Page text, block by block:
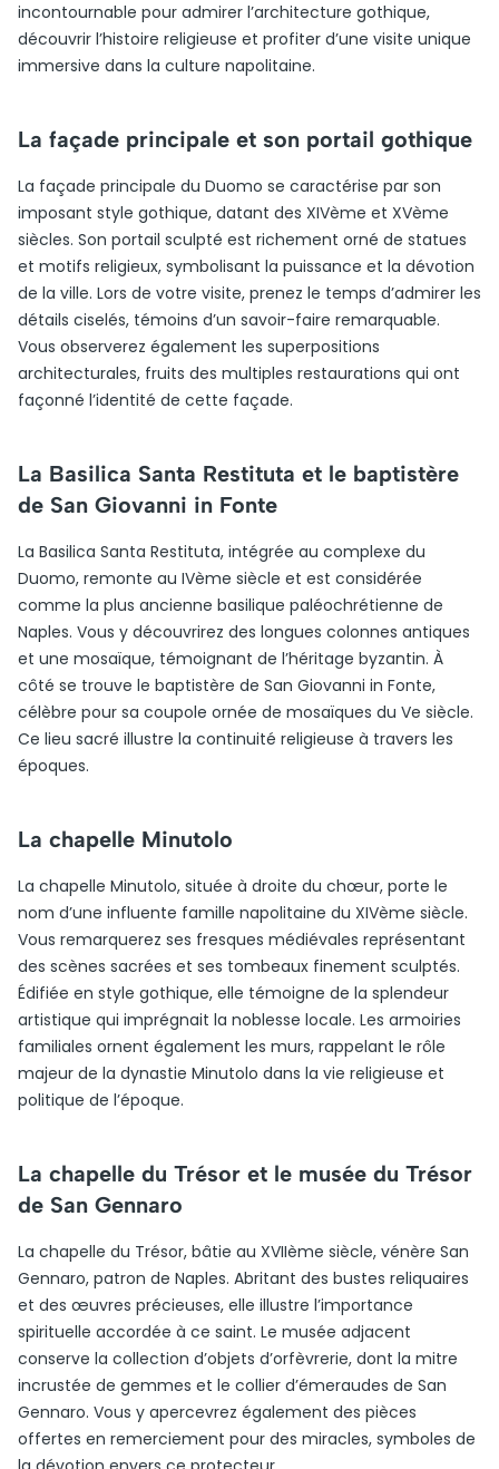
incontournable pour admirer l’architecture gothique,
découvrir l’histoire religieuse et profiter d’une visite unique
immersive dans la culture napolitaine.
La façade principale et son portail gothique
La façade principale du Duomo se caractérise par son
imposant style gothique, datant des XIVème et XVème
siècles. Son portail sculpté est richement orné de statues
et motifs religieux, symbolisant la puissance et la dévotion
de la ville. Lors de votre visite, prenez le temps d’admirer les
détails ciselés, témoins d’un savoir-faire remarquable.
Vous observerez également les superpositions
architecturales, fruits des multiples restaurations qui ont
façonné l’identité de cette façade.
La Basilica Santa Restituta et le baptistère
de San Giovanni in Fonte
La Basilica Santa Restituta, intégrée au complexe du
Duomo, remonte au IVème siècle et est considérée
comme la plus ancienne basilique paléochrétienne de
Naples. Vous y découvrirez des longues colonnes antiques
et une mosaïque, témoignant de l’héritage byzantin. À
côté se trouve le baptistère de San Giovanni in Fonte,
célèbre pour sa coupole ornée de mosaïques du Ve siècle.
Ce lieu sacré illustre la continuité religieuse à travers les
époques.
La chapelle Minutolo
La chapelle Minutolo, située à droite du chœur, porte le
nom d’une influente famille napolitaine du XIVème siècle.
Vous remarquerez ses fresques médiévales représentant
des scènes sacrées et ses tombeaux finement sculptés.
Édifiée en style gothique, elle témoigne de la splendeur
artistique qui imprégnait la noblesse locale. Les armoiries
familiales ornent également les murs, rappelant le rôle
majeur de la dynastie Minutolo dans la vie religieuse et
politique de l’époque.
La chapelle du Trésor et le musée du Trésor
de San Gennaro
La chapelle du Trésor, bâtie au XVIIème siècle, vénère San
Gennaro, patron de Naples. Abritant des bustes reliquaires
et des œuvres précieuses, elle illustre l’importance
spirituelle accordée à ce saint. Le musée adjacent
conserve la collection d’objets d’orfèvrerie, dont la mitre
incrustée de gemmes et le collier d’émeraudes de San
Gennaro. Vous y apercevrez également des pièces
offertes en remerciement pour des miracles, symboles de